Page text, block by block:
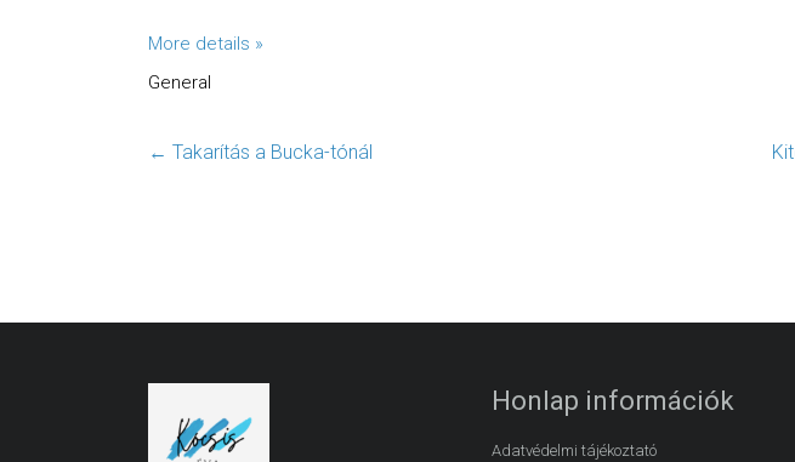
More details »
General
← Takarítás a Bucka-tónál
Honlap információk
Adatvédelmi tájékoztató